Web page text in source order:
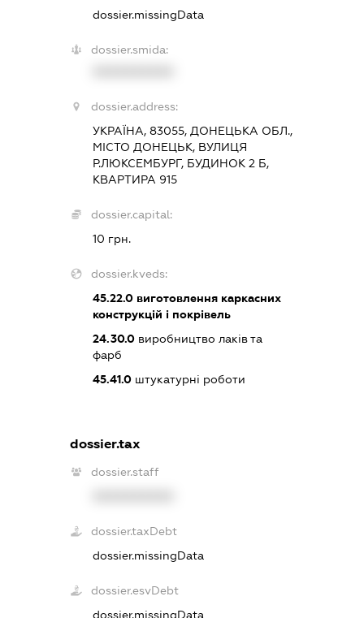
dossier.missingData
dossier.smida:
dossier.address:
УКРАЇНА, 83055, ДОНЕЦЬКА ОБЛ.,
МІСТО ДОНЕЦЬК, ВУЛИЦЯ
Р.ЛЮКСЕМБУРГ, БУДИНОК 2 Б,
КВАРТИРА 915
dossier.capital:
10 грн.
dossier.kveds:
45.22.0виготовлення каркасних
конструкцій і покрівель
24.30.0виробництво лаків та
фарб
45.41.0штукатурні роботи
dossier.tax
dossier.staff
dossier.taxDebt
dossier.missingData
dossier.esvDebt
dossier.missingData